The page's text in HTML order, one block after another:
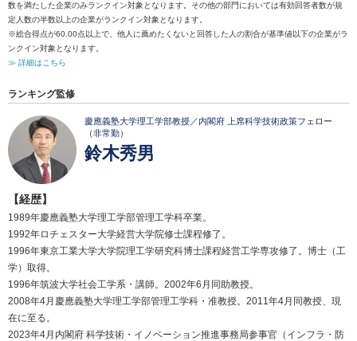
数を満たした企業のみランクイン対象となります。その他の部門においては有効回答者数が規
定人数の半数以上の企業がランクイン対象となります。
※総合得点が60.00点以上で、他人に薦めたくないと回答した人の割合が基準値以下の企業がラ
ンクイン対象となります。
≫ 詳細はこちら
ランキング監修
慶應義塾大学理工学部教授／内閣府 上席科学技術政策フェロー
（非常勤）
鈴木秀男
【経歴】
1989年慶應義塾大学理工学部管理工学科卒業。
1992年ロチェスター大学経営大学院修士課程修了。
1996年東京工業大学大学院理工学研究科博士課程経営工学専攻修了。博士（工
学）取得。
1996年筑波大学社会工学系・講師。2002年6月同助教授。
2008年4月慶應義塾大学理工学部管理工学科・准教授。2011年4月同教授、現
在に至る。
2023年4月内閣府 科学技術・イノベーション推進事務局参事官（インフラ・防